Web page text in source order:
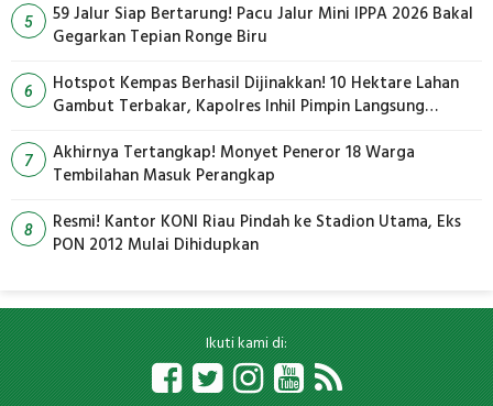
5
59 Jalur Siap Bertarung! Pacu Jalur Mini IPPA 2026 Bakal
Gegarkan Tepian Ronge Biru
6
Hotspot Kempas Berhasil Dijinakkan! 10 Hektare Lahan
Gambut Terbakar, Kapolres Inhil Pimpin Langsung
7
Akhirnya Tertangkap! Monyet Peneror 18 Warga
Tembilahan Masuk Perangkap
8
Resmi! Kantor KONI Riau Pindah ke Stadion Utama, Eks
PON 2012 Mulai Dihidupkan
Ikuti kami di: